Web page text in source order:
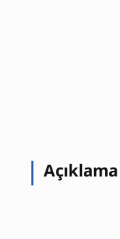
Açıklama